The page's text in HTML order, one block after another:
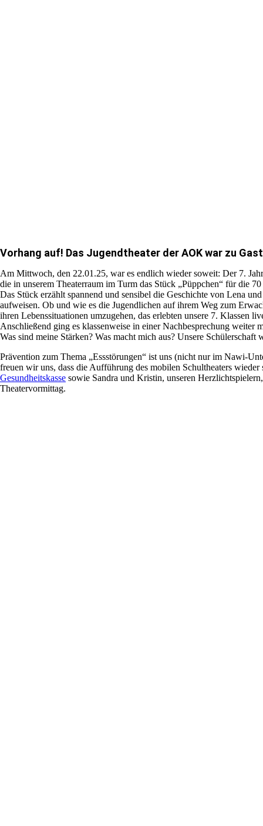
Vorhang auf! Das Jugendtheater der AOK war zu
Am Mittwoch, den 22.01.25, war es endlich wieder soweit: Der 7.
die in unserem Theaterraum im Turm das Stück „Püppchen“ für die
Das Stück erzählt spannend und sensibel die Geschichte von Lena
aufweisen. Ob und wie es die Jugendlichen auf ihrem Weg zum
ihren Lebenssituationen umzugehen, das erlebten unsere 7. Klassen
Anschließend ging es klassenweise in einer Nachbesprechung weiter
Was sind meine Stärken? Was macht mich aus? Unsere Schülerschaft
Prävention zum Thema „Essstörungen“ ist uns (nicht nur im Nawi-
freuen wir uns, dass die Aufführung des mobilen Schultheaters
Gesundheitskasse sowie Sandra und Kristin, unseren
Theatervormittag.